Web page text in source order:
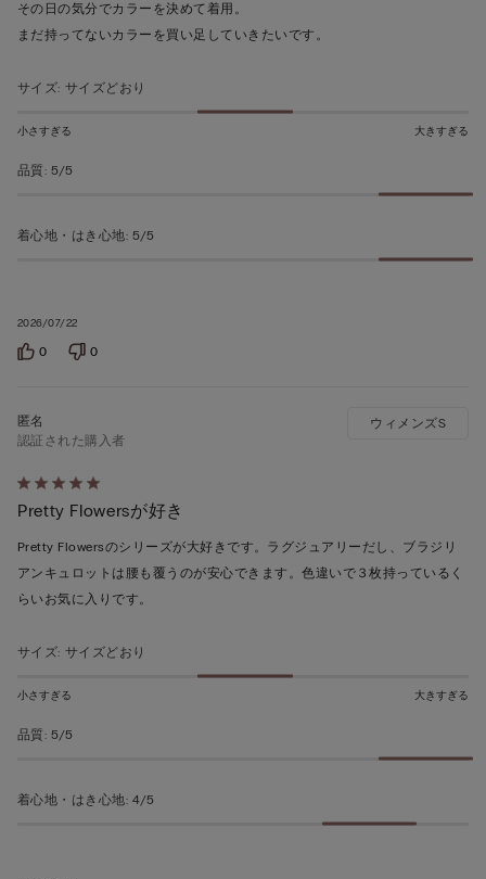
う
5
評
2026/07/22
その日の気分でカラーを決めて着用。
まだ持ってないカラーを買い足していきたいです。
サイズ: サイズどおり
小さすぎる 大きすぎる
品質: 5/5
着心地・はき心地: 5/5
0 0
5
段
階
の
う
5
評
認証された購入者
Pretty Flowersが好き
Pretty Flowersのシリーズが大好きです。ラグジュアリーだし、ブラジリ
アンキュロットは腰も覆うのが安心できます。色違いで３枚持っているく
らいお気に入りです。
ウィメンズS
サイズ: サイズどおり
小さすぎる 大きすぎる
品質: 5/5
着心地・はき心地: 4/5